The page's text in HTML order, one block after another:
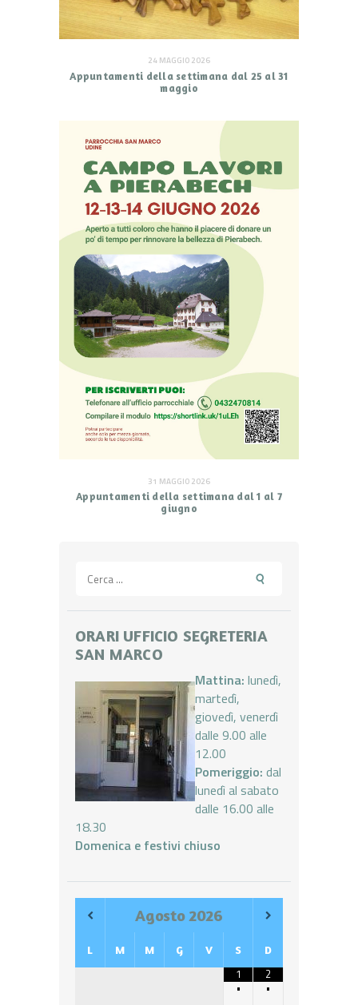
24 MAGGIO 2026
Appuntamenti della settimana dal 25 al 31
maggio
31 MAGGIO 2026
Appuntamenti della settimana dal 1 al 7
giugno
per:
ORARI UFFICIO SEGRETERIA
SAN MARCO
Mattina: lunedì,
martedì,
giovedì, venerdì
dalle 9.00 alle
12.00
Pomeriggio: dal
lunedì al sabato
dalle 16.00 alle
18.30
Domenica e festivi chiuso
Agosto2026
L M M G V S D
1
•
2
•